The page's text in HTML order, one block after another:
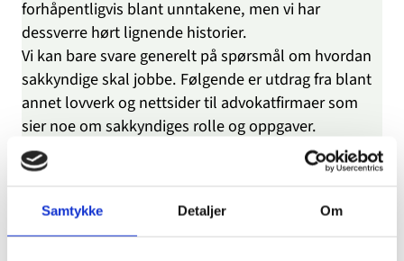
Samtykke Detaljer Om
forhåpentligvis blant unntakene, men vi har
dessverre hørt lignende historier.
Vi kan bare svare generelt på spørsmål om hvordan
sakkyndige skal jobbe. Følgende er utdrag fra blant
annet lovverk og nettsider til advokatfirmaer som
sier noe om sakkyndiges rolle og oppgaver.
I saker om barnefordeling er den/de som oppnevnes
som sakkyndig ofte en psykolog eller psykiater som
godkjente sakkyndige. Den sakkyndige oppnevnes
etter barneloven §61 nr. 1 eller nr. 3. Det er